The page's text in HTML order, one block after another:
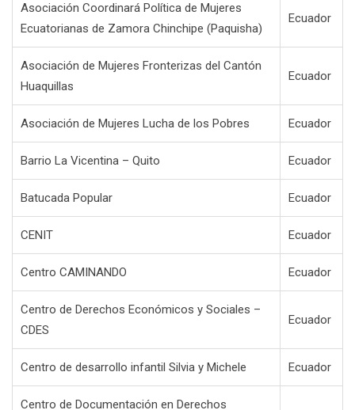
Asociación Coordinará Política de Mujeres
Ecuatorianas de Zamora Chinchipe (Paquisha)
Ecuador
Asociación de Mujeres Fronterizas del Cantón
Huaquillas
Ecuador
Asociación de Mujeres Lucha de los Pobres Ecuador
Barrio La Vicentina – Quito Ecuador
Batucada Popular Ecuador
CENIT Ecuador
Centro CAMINANDO Ecuador
Centro de Derechos Económicos y Sociales –
CDES
Ecuador
Centro de desarrollo infantil Silvia y Michele Ecuador
Centro de Documentación en Derechos